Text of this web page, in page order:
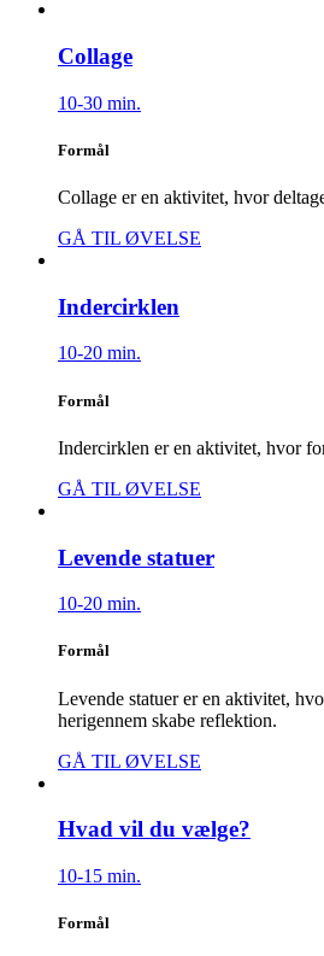
Collage
10-30 min.
Formål
Collage er en aktivitet, hvor
GÅ TIL ØVELSE
Indercirklen
10-20 min.
Formål
Indercirklen er en aktivitet, hvor
GÅ TIL ØVELSE
Levende statuer
10-20 min.
Formål
Levende statuer er en aktivitet,
herigennem skabe reflektion.
GÅ TIL ØVELSE
Hvad vil du vælge?
10-15 min.
Formål